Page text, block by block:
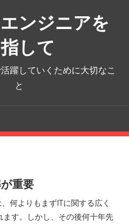
ンジニアを
して
躍していくために大切なこ
と
重要
何よりもまずITに関する広く
ます。しかし、その後何十年先